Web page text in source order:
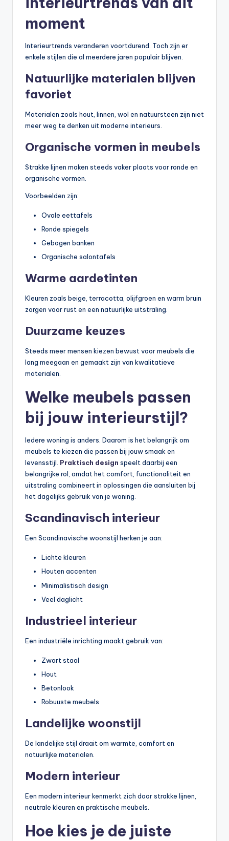
moment
Interieurtrends veranderen voortdurend. Toch zijn er
enkele stijlen die al meerdere jaren populair blijven.
Natuurlijke materialen blijven
favoriet
Materialen zoals hout, linnen, wol en natuursteen zijn niet
meer weg te denken uit moderne interieurs.
Organische vormen in meubels
Strakke lijnen maken steeds vaker plaats voor ronde en
organische vormen.
Voorbeelden zijn:
Ovale eettafels
Ronde spiegels
Gebogen banken
Organische salontafels
Warme aardetinten
Kleuren zoals beige, terracotta, olijfgroen en warm bruin
zorgen voor rust en een natuurlijke uitstraling.
Duurzame keuzes
Steeds meer mensen kiezen bewust voor meubels die
lang meegaan en gemaakt zijn van kwalitatieve
materialen.
Welke meubels passen
bij jouw interieurstijl?
Iedere woning is anders. Daarom is het belangrijk om
meubels te kiezen die passen bij jouw smaak en
levensstijl. Praktisch design speelt daarbij een
belangrijke rol, omdat het comfort, functionaliteit en
uitstraling combineert in oplossingen die aansluiten bij
het dagelijks gebruik van je woning.
Scandinavisch interieur
Een Scandinavische woonstijl herken je aan:
Lichte kleuren
Houten accenten
Minimalistisch design
Veel daglicht
Industrieel interieur
Een industriële inrichting maakt gebruik van:
Zwart staal
Hout
Betonlook
Robuuste meubels
Landelijke woonstijl
De landelijke stijl draait om warmte, comfort en
natuurlijke materialen.
Modern interieur
Een modern interieur kenmerkt zich door strakke lijnen,
neutrale kleuren en praktische meubels.
Hoe kies je de juiste